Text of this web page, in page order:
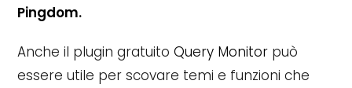
Pingdom.
Anche il plugin gratuitoQuery Monitor può
essere utile per scovare temi e funzioni che